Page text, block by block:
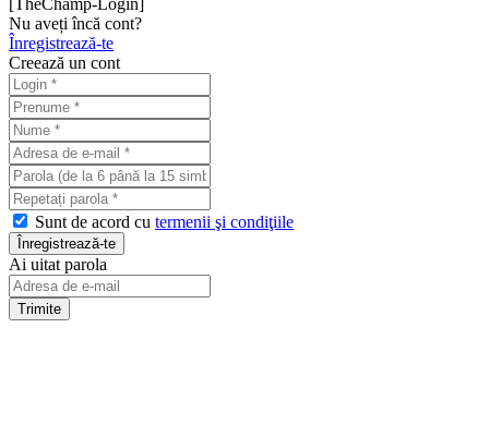
Nu aveți încă cont?
Înregistrează-te
Creează un cont
Sunt de acord cu termenii şi condiţiile
Ai uitat parola